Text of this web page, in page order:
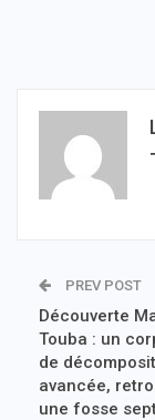
PREV POST
Découverte
Touba : un
de
avancée,
une fosse